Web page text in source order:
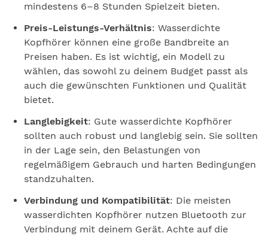
mindestens 6–8 Stunden Spielzeit bieten.
Preis-Leistungs-Verhältnis: Wasserdichte
Kopfhörer können eine große Bandbreite an
Preisen haben. Es ist wichtig, ein Modell zu
wählen, das sowohl zu deinem Budget passt als
auch die gewünschten Funktionen und Qualität
bietet.
Langlebigkeit: Gute wasserdichte Kopfhörer
sollten auch robust und langlebig sein. Sie sollten
in der Lage sein, den Belastungen von
regelmäßigem Gebrauch und harten Bedingungen
standzuhalten.
Verbindung und Kompatibilität: Die meisten
wasserdichten Kopfhörer nutzen Bluetooth zur
Verbindung mit deinem Gerät. Achte auf die